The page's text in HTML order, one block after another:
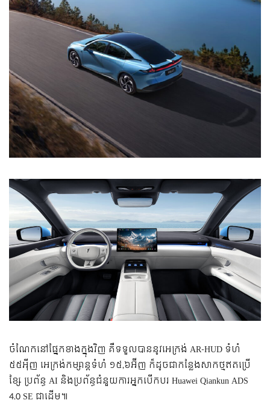
ចំណែកនៅផ្នែកខាងក្នុងវិញ គឺទទួលបាននូវអេក្រង់ AR-HUD ទំហំ
៥៥អ៉ីញ អេក្រង់កម្សាន្តទំហំ ១៥,៦អ៊ីញ ក៏ដូចជាកន្លែងសាកថ្មឥតប្រើ
ខ្សែ ប្រព័ន្ធ AI និងប្រព័ន្ធជំនួយការអ្នកបើកបរ Huawei Qiankun ADS
4.0 SE ជាដើម៕